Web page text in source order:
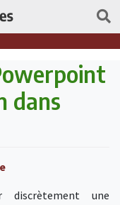
dans
discrètement une